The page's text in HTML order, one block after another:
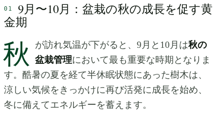
9月〜10月：盆栽の秋の成長を促す黄
金期
秋 が訪れ気温が下がると、9月と10月は秋の
盆栽管理において最も重要な時期となりま
す。酷暑の夏を経て半休眠状態にあった樹木は、
涼しい気候をきっかけに再び活発に成長を始め、
冬に備えてエネルギーを蓄えます。